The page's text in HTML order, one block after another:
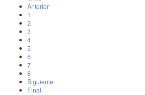
Anterior
1
2
3
4
5
6
7
8
Siguiente
Final